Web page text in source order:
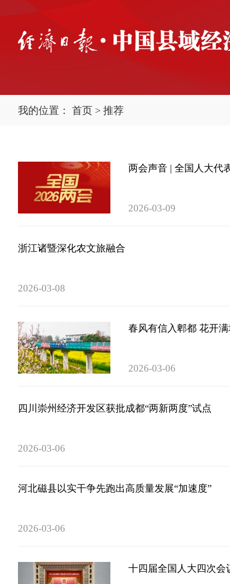
我的位置： 首页 > 推荐
两会声音 | 全国人大代
2026-03-09
浙江诸暨深化农文旅融合
2026-03-08
春风有信入郫都 花开
2026-03-06
四川崇州经济开发区获批成都“两新两度”试点
2026-03-06
河北磁县以实干争先跑出高质量发展“加速度”
2026-03-06
十四届全国人大四次会